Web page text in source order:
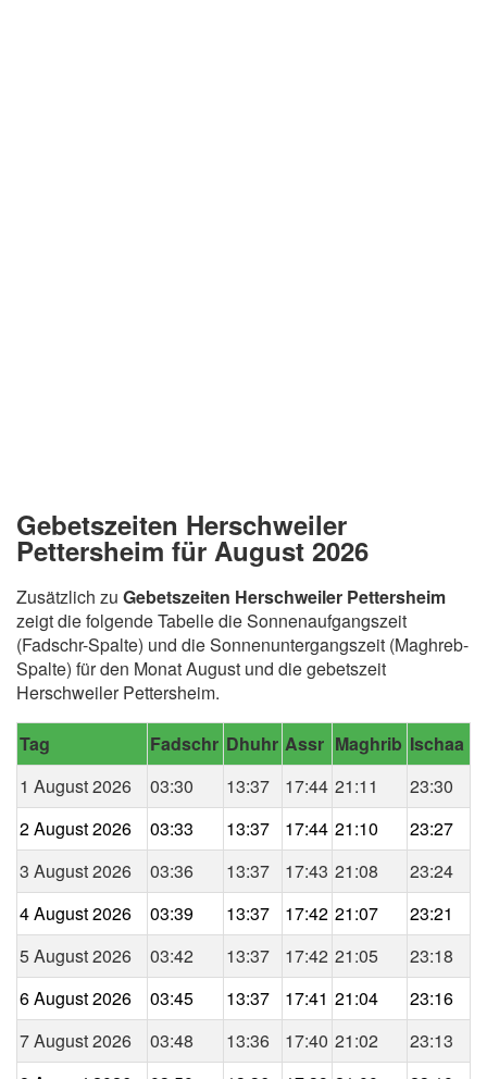
Gebetszeiten Herschweiler
Pettersheim für August 2026
Zusätzlich zu Gebetszeiten Herschweiler Pettersheim
zeigt die folgende Tabelle die Sonnenaufgangszeit
(Fadschr-Spalte) und die Sonnenuntergangszeit (Maghreb-
Spalte) für den Monat August und die gebetszeit
Herschweiler Pettersheim.
Tag Fadschr Dhuhr Assr Maghrib Ischaa
1 August 2026
03:30 13:37 17:44 21:11
23:30
2 August 2026
03:33 13:37 17:44 21:10
23:27
3 August 2026
03:36 13:37 17:43 21:08
23:24
4 August 2026
03:39 13:37 17:42 21:07
23:21
5 August 2026
03:42 13:37 17:42 21:05
23:18
6 August 2026
03:45 13:37 17:41 21:04
23:16
7 August 2026
03:48 13:36 17:40 21:02
23:13